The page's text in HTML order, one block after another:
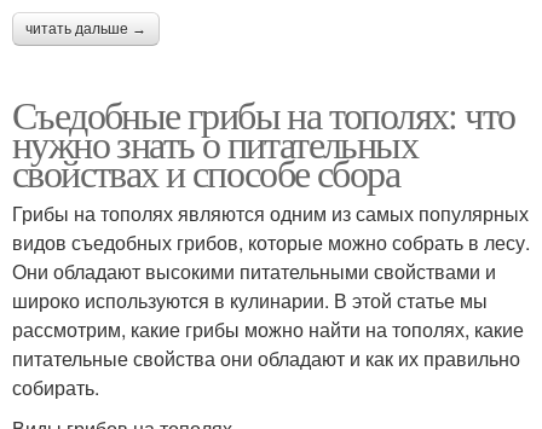
читать дальше →
Съедобные грибы на тополях: что
нужно знать о питательных
свойствах и способе сбора
Грибы на тополях являются одним из самых популярных
видов съедобных грибов, которые можно собрать в лесу.
Они обладают высокими питательными свойствами и
широко используются в кулинарии. В этой статье мы
рассмотрим, какие грибы можно найти на тополях, какие
питательные свойства они обладают и как их правильно
собирать.